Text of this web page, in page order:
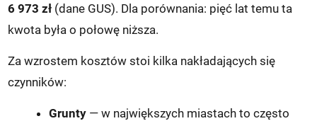
6 973 zł (dane GUS). Dla porównania: pięć lat temu ta
kwota była o połowę niższa.
Za wzrostem kosztów stoi kilka nakładających się
czynników:
Grunty — w największych miastach to często